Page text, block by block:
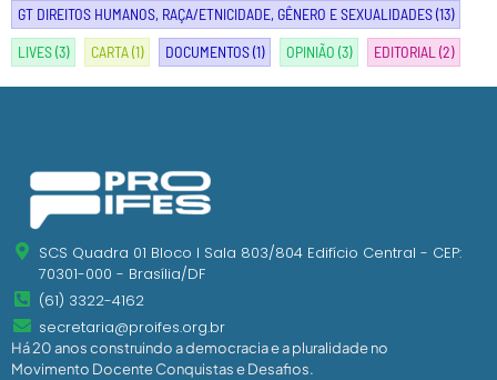
GT DIREITOS HUMANOS, RAÇA/ETNICIDADE, GÊNERO E SEXUALIDADES(13)
LIVES(3) CARTA(1) DOCUMENTOS(1) OPINIÃO (3) EDITORIAL (2)
SCS Quadra 01 Bloco I Sala 803/804 Edifício Central - CEP:
70301-000 - Brasília/DF
(61) 3322-4162
secretaria@proifes.org.br
Há 20 anos construindo a democracia e a pluralidade no
Movimento Docente Conquistas e Desafios.